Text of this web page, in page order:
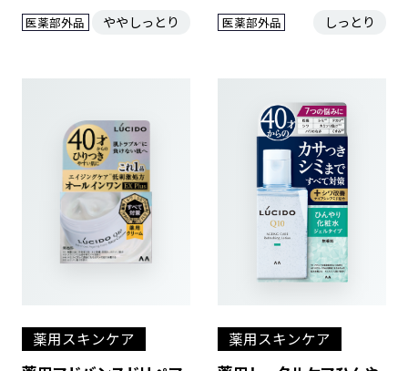
医薬部外品 ややしっとり 医薬部外品 しっとり
薬用スキンケア 薬用スキンケア